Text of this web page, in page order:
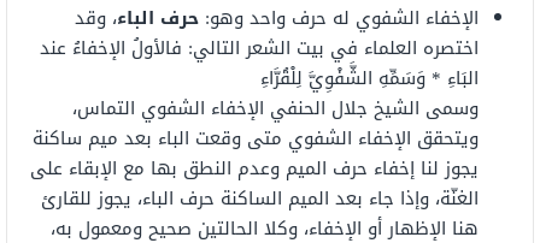
الإخفاء الشفوي له حرف واحد وهو: حرف الباء، وقد
اختصره العلماء في بيت الشعر التالي: فالأولُ الإخفاءُ عند
البَاءِ * وَسَمِّهِ الشَّفْوِيَّ لِلْقُرَّاءِ
وسمى الشيخ جلال الحنفي الإخفاء الشفوي التماس،
ويتحقق الإخفاء الشفوي متى وقعت الباء بعد ميم ساكنة
يجوز لنا إخفاء حرف الميم وعدم النطق بها مع الإبقاء على
الغنّة، وإذا جاء بعد الميم الساكنة حرف الباء، يجوز للقارئ
هنا الإظهار أو الإخفاء، وكلا الحالتين صحيح ومعمول به،